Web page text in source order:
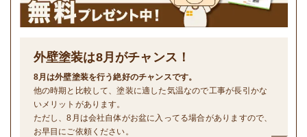
外壁塗装は8月がチャンス！
8月は外壁塗装を行う絶好のチャンスです。
他の時期と比較して、塗装に適した気温なので工事が長引かな
いメリットがあります。
ただし、8月は会社自体がお盆に入ってる場合がありますので、
お早目にご依頼ください。